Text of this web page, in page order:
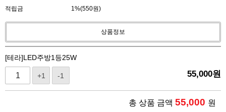
적립금 1%(550원)
상품정보
[테라]LED주방1등25W
+1 -1 55,000원
총 상품 금액 55,000 원